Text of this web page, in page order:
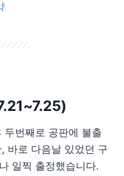
두번째로 공판에 불출
바로 다음날 있었던 구
일찍 출정했습니다.